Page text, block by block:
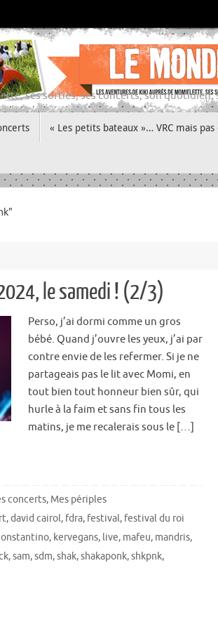
ses sorties, ses concerts, son
« Les petits bateaux »… VRC mais pas
le samedi ! (2/3)
Perso, j’ai dormi comme un gros
bébé. Quand j’ouvre les yeux, j’ai par
contre envie de les refermer. Si je ne
partageais pas le lit avec Momi, en
tout bien tout honneur bien sûr, qui
hurle à la faim et sans fin tous les
matins, je me recalerais sous le […]
concerts, Mes périples
,david cairol, fdra, festival, festival du roi
, kervegans, live, mafeu, mandris,
,sam,sdm,shak,shakaponk,shkpnk,